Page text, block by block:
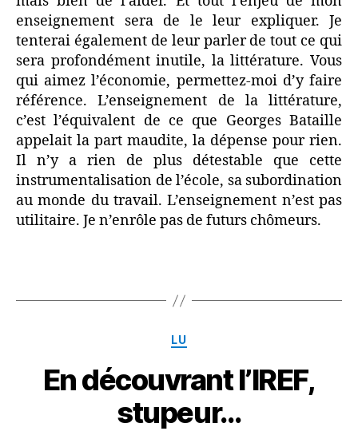
enseignement sera de le leur expliquer. Je
tenterai également de leur parler de tout ce qui
sera profondément inutile, la littérature. Vous
qui aimez l’économie, permettez-moi d’y faire
référence. L’enseignement de la littérature,
c’est l’équivalent de ce que Georges Bataille
appelait la part maudite, la dépense pour rien.
Il n’y a rien de plus détestable que cette
instrumentalisation de l’école, sa subordination
au monde du travail. L’enseignement n’est pas
utilitaire. Je n’enrôle pas de futurs chômeurs.
Catégories
LU
En découvrant l’IREF,
stupeur…